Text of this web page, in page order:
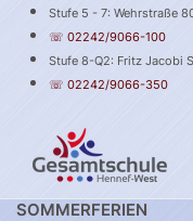
Stufe 5 - 7: Wehrstraße
☏ 02242/9066-100
Stufe 8-Q2: Fritz Jacobi
☏ 02242/9066-350
SOMMERFERIEN